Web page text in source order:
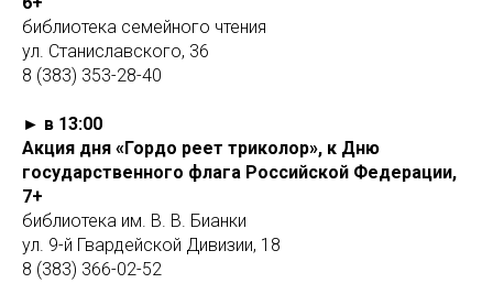
библиотека семейного чтения
ул. Станиславского, 36
8 (383) 353-28-40
► в 13:00
Акция дня «Гордо реет триколор», к Дню
государственного флага Российской Федерации,
7+
библиотека им. В. В. Бианки
ул. 9-й Гвардейской Дивизии, 18
8 (383) 366-02-52